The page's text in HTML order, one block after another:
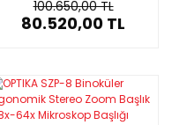
100.650,00 TL
80.520,00 TL